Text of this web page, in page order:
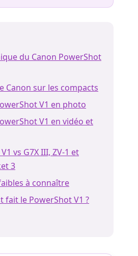
du Canon PowerShot
Canon sur les compacts
V1 en photo
V1 en vidéo et
vs G7X III, ZV-1 et
3
à connaître
fait le PowerShot V1 ?